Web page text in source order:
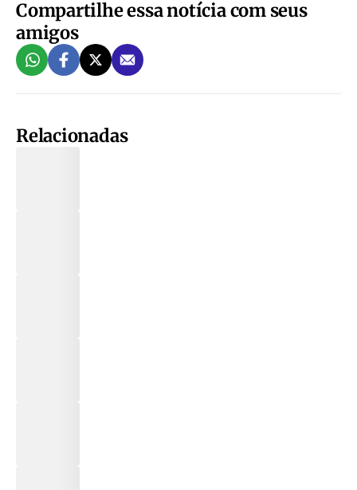
Compartilhe essa notícia com seus
amigos
Relacionadas